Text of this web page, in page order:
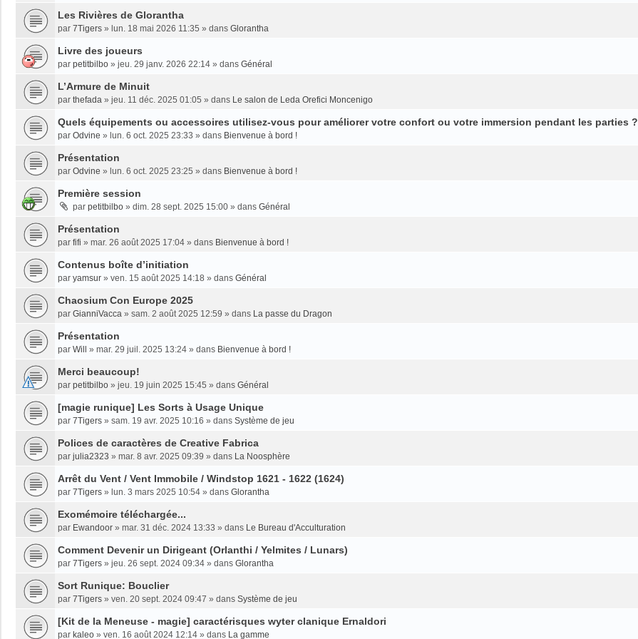
Les Rivières de Glorantha
par 7Tigers » lun. 18 mai 2026 11:35 » dans Glorantha
Livre des joueurs
par petitbilbo » jeu. 29 janv. 2026 22:14 » dans Général
L’Armure de Minuit
par thefada » jeu. 11 déc. 2025 01:05 » dans Le salon de Leda Orefici Moncenigo
Quels équipements ou accessoires utilisez-vous pour améliorer votre confort ou votre immersion pendant les parties ?
par Odvine » lun. 6 oct. 2025 23:33 » dans Bienvenue à bord !
Présentation
par Odvine » lun. 6 oct. 2025 23:25 » dans Bienvenue à bord !
Première session
par petitbilbo » dim. 28 sept. 2025 15:00 » dans Général
Présentation
par fifi » mar. 26 août 2025 17:04 » dans Bienvenue à bord !
Contenus boîte d’initiation
par yamsur » ven. 15 août 2025 14:18 » dans Général
Chaosium Con Europe 2025
par GianniVacca » sam. 2 août 2025 12:59 » dans La passe du Dragon
Présentation
par Will » mar. 29 juil. 2025 13:24 » dans Bienvenue à bord !
Merci beaucoup!
par petitbilbo » jeu. 19 juin 2025 15:45 » dans Général
[magie runique] Les Sorts à Usage Unique
par 7Tigers » sam. 19 avr. 2025 10:16 » dans Système de jeu
Polices de caractères de Creative Fabrica
par julia2323 » mar. 8 avr. 2025 09:39 » dans La Noosphère
Arrêt du Vent / Vent Immobile / Windstop 1621 - 1622 (1624)
par 7Tigers » lun. 3 mars 2025 10:54 » dans Glorantha
Exomémoire téléchargée...
par Ewandoor » mar. 31 déc. 2024 13:33 » dans Le Bureau d'Acculturation
Comment Devenir un Dirigeant (Orlanthi / Yelmites / Lunars)
par 7Tigers » jeu. 26 sept. 2024 09:34 » dans Glorantha
Sort Runique: Bouclier
par 7Tigers » ven. 20 sept. 2024 09:47 » dans Système de jeu
[Kit de la Meneuse - magie] caractérisques wyter clanique Ernaldori
par kaleo » ven. 16 août 2024 12:14 » dans La gamme